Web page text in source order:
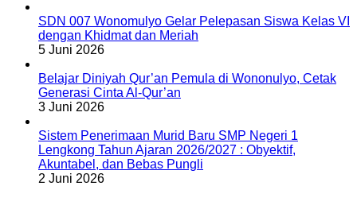
SDN 007 Wonomulyo Gelar Pelepasan Siswa Kelas VI
dengan Khidmat dan Meriah
5 Juni 2026
Belajar Diniyah Qur’an Pemula di Wononulyo, Cetak
Generasi Cinta Al-Qur’an
3 Juni 2026
Sistem Penerimaan Murid Baru SMP Negeri 1
Lengkong Tahun Ajaran 2026/2027 : Obyektif,
Akuntabel, dan Bebas Pungli
2 Juni 2026